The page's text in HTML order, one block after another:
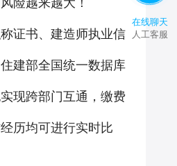
险越来越大！
证书、建造师执业信
建部全国统一数据库
现跨部门互通，缴费
历均可进行实时比
在线聊天
人工客服